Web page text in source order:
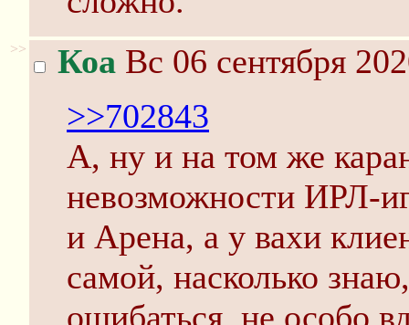
>> Коа Вс 06 сентября
>>702843
А, ну и на том же
невозможности ИРЛ-
и Арена, а у вахи
самой, насколько
ошибаться, не особо